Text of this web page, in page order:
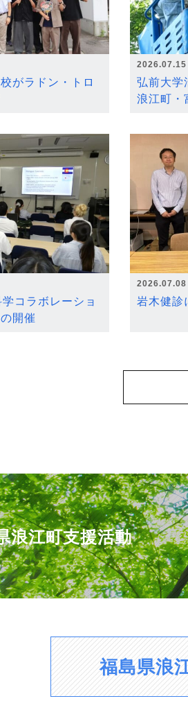
がラドン・トロ
2026.07.15
弘前大
浪江町・
コラボレーショ
開催
2026.07.08
岩木健診
浪江町支援活動
福島県浪